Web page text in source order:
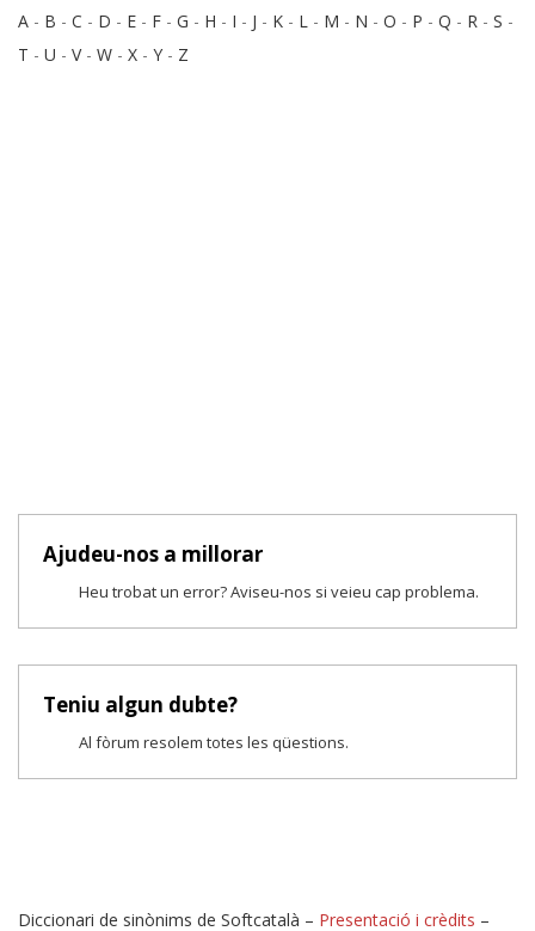
A - B - C - D - E - F - G - H - I - J - K - L - M - N - O - P - Q - R - S -
T - U - V- W - X - Y - Z
Ajudeu-nos a millorar
Heu trobat un error? Aviseu-nos si veieu cap problema.
Teniu algun dubte?
Al fòrum resolem totes les qüestions.
Diccionari de sinònims de Softcatalà – Presentació i crèdits –